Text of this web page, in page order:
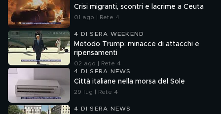
Crisi migranti, scontri e lacrime a Ceuta
01 ago | Rete 4
4 DI SERA WEEKEND
Metodo Trump: minacce di attacchi e
ripensamenti
02 ago | Rete 4
4 DI SERA NEWS
Città italiane nella morsa del Sole
29 lug | Rete 4
4 DI SERA NEWS